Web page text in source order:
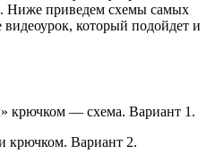
Ниже приведем схемы самых
который подойдет и
крючком — схема. Вариант 1.
крючком. Вариант 2.